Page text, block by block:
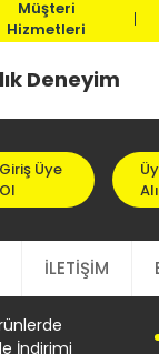
Müşteri
Hizmetleri
Deneyim
Giriş Üye
Ol
İLETİŞİM
İndirimi